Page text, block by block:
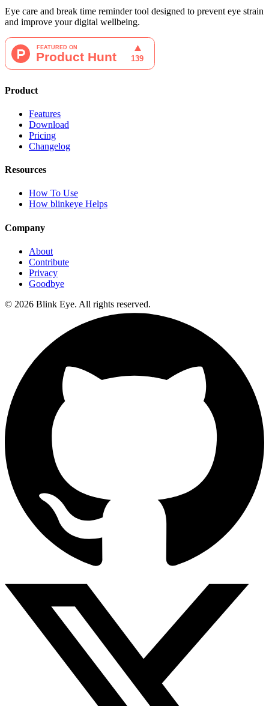
Eye care and break time reminder tool designed to prevent eye strain
and improve your digital wellbeing.
Product
Features
Download
Pricing
Changelog
Resources
How To Use
How blinkeye Helps
Company
About
Contribute
Privacy
Goodbye
© 2026 Blink Eye. All rights reserved.